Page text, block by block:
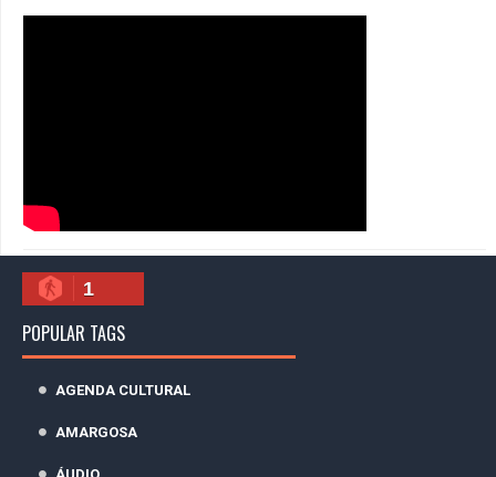
1
POPULAR TAGS
AGENDA CULTURAL
AMARGOSA